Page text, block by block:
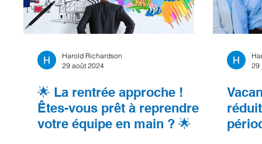
Harold Richardson
29 août 2024
🌟 La rentrée approche !
Êtes-vous prêt à reprendre
votre équipe en main ? 🌟
29